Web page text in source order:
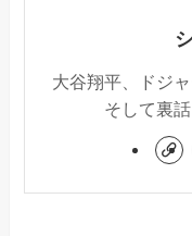
大谷翔平、ドジ
そして裏